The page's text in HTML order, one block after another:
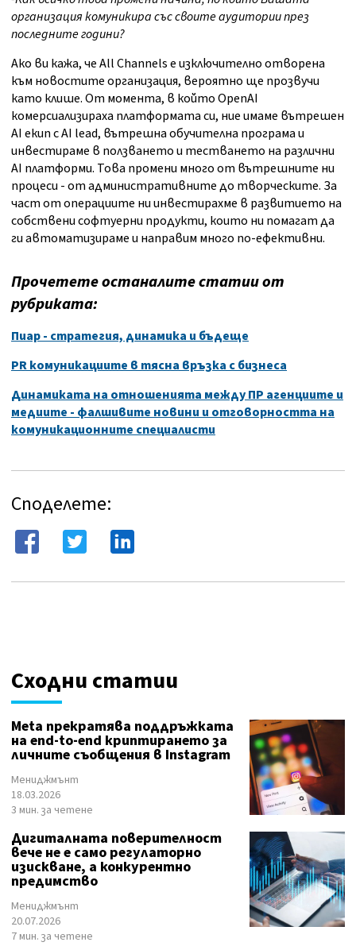
организация комуникира със своите аудитории през
последните години?
Ако ви кажа, че All Channels е изключително отворена
към новостите организация, вероятно ще прозвучи
като клише. От момента, в който OpenAI
комерсиализираха платформата си, ние имаме вътрешен
AI екип с AI lead, вътрешна обучителна програма и
инвестираме в ползването и тестването на различни
AI платформи. Това промени много от вътрешните ни
процеси - от административните до творческите. За
част от операциите ни инвестирахме в развитието на
собствени софтуерни продукти, които ни помагат да
ги автоматизираме и направим много по-ефективни.
Прочетете останалите статии от
рубриката:
Пиар - стратегия, динамика и бъдеще
PR комуникациите в тясна връзка с бизнеса
Динамиката на отношенията между ПР агенциите и
медиите - фалшивите новини и отговорността на
комуникационните специалисти
Споделете:
Сходни статии
Meta прекратява поддръжката
на end-to-end криптирането за
личните съобщения в Instagram
Мениджмънт
18.03.2026
3 мин. за четене
Дигиталната поверителност
вече не е само регулаторно
изискване, а конкурентно
предимство
Мениджмънт
20.07.2026
7 мин. за четене